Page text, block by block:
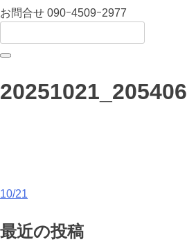
お問合せ 090ｰ4509ｰ2977
20251021_205406
投
稿
10/21
最近の投稿